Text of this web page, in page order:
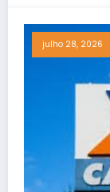
julho 28, 2026